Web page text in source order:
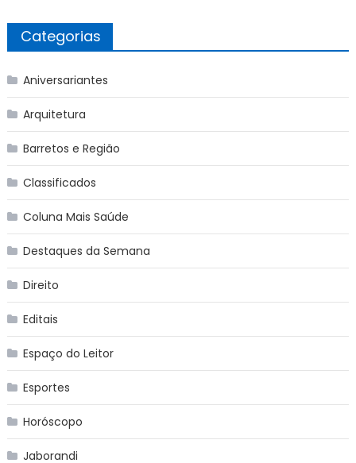
Categorias
Aniversariantes
Arquitetura
Barretos e Região
Classificados
Coluna Mais Saúde
Destaques da Semana
Direito
Editais
Espaço do Leitor
Esportes
Horóscopo
Jaborandi